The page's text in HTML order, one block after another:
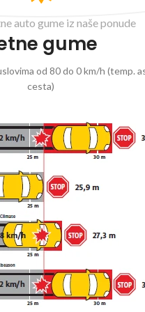
auto gume iz naše ponude
gume
od 80 do 0 km/h (temp.
cesta)